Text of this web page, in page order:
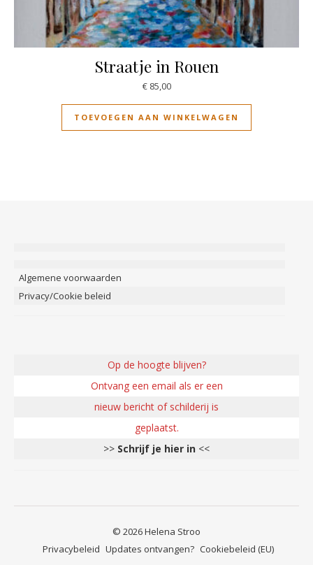
Straatje in Rouen
€85,00
TOEVOEGEN AAN WINKELWAGEN
Algemene voorwaarden
Privacy/Cookie beleid
Op de hoogte blijven?
Ontvang een email als er een
nieuw bericht of schilderij is
geplaatst.
>> Schrijf je hier in <<
© 2026 Helena Stroo
Privacybeleid Updates ontvangen? Cookiebeleid (EU)